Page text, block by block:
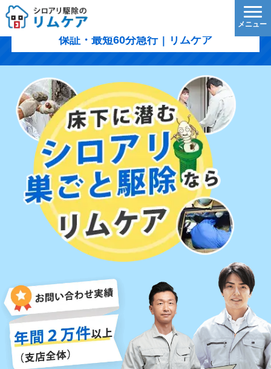
那珂郡東海村のシロアリ駆除｜1,200円/㎡〜・5年
保証・最短60分急行｜リムケア